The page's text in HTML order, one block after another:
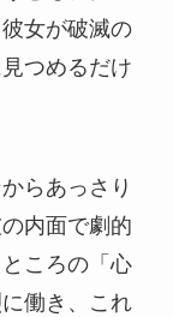
女が破滅の
つめるだけ
らあっさり
内面で劇的
ころの「心
働き、これ